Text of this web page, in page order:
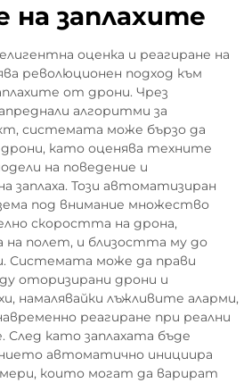
на заплахите
оценка и реагиране на
революционен подход към
от дрони. Чрез
алгоритми за
системата може бързо да
дрони, като оценява техните
на поведение и
заплаха. Този автоматизиран
под внимание множество
скоростта на дрона,
на полет, и близостта му до
Системата може да прави
оторизирани дрони и
намалявайки лъжливите аларми,
реагиране при реални
След като заплахата бъде
автоматично инициира
които могат да варират